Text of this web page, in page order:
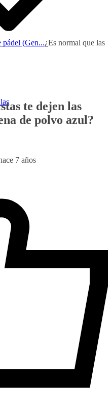
(Gen...¿Es normal que las
te dejen las
de polvo azul?
7 años